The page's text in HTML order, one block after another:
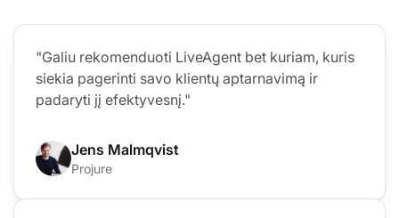
"Galiu rekomenduoti LiveAgent bet kuriam, kuris
siekia pagerinti savo klientų aptarnavimą ir
padaryti jį efektyvesnį."
Jens Malmqvist
Projure